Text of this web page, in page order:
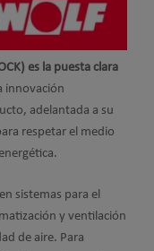
es la puesta clara
innovación
adelantada a su
respetar el medio
sistemas para el
y ventilación
de aire. Para